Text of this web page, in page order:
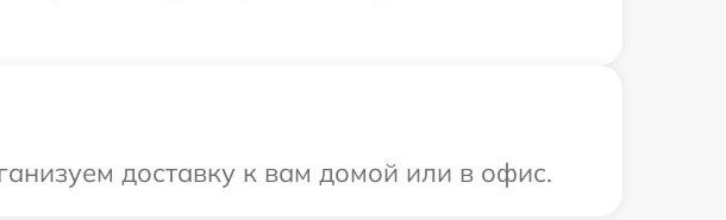
доставку к вам домой или в офис.